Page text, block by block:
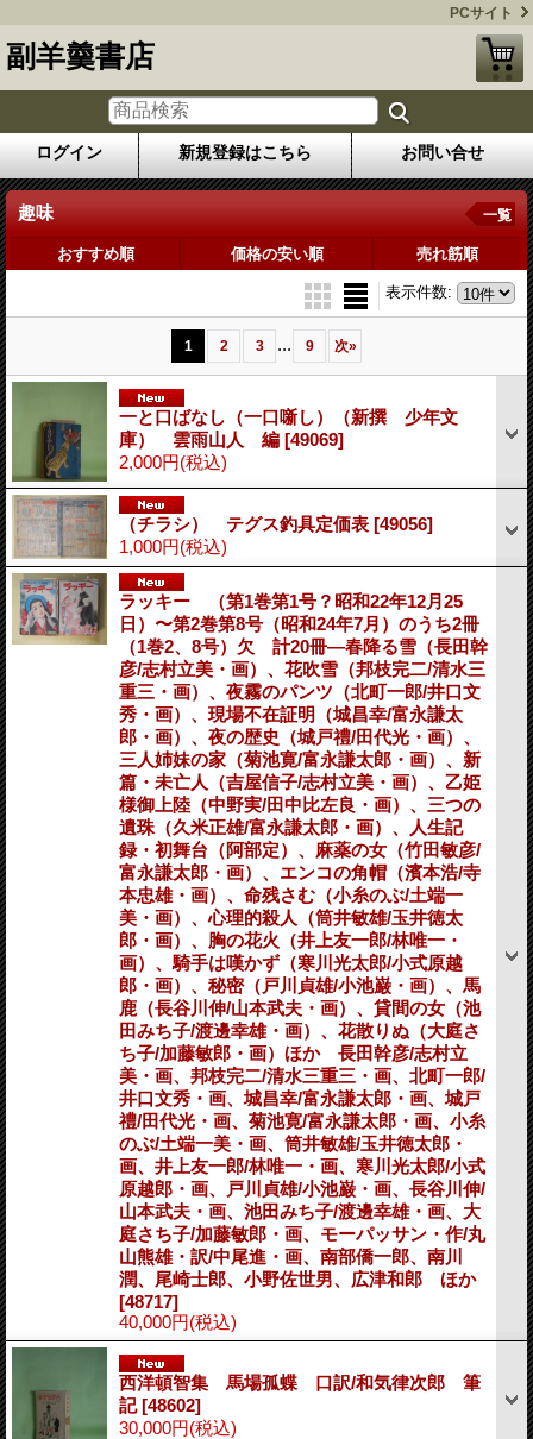
PCサイト
副羊羹書店
ログイン 新規登録はこちら お問い合せ
趣味 一覧
おすすめ順 価格の安い順 売れ筋順
表示件数:
1 2 3 ... 9 次»
一と口ばなし（一口噺し）（新撰 少年文
庫） 雲雨山人 編 [49069]
2,000円(税込)
（チラシ） テグス釣具定価表 [49056]
1,000円(税込)
ラッキー （第1巻第1号？昭和22年12月25
日）〜第2巻第8号（昭和24年7月）のうち2冊
（1巻2、8号）欠 計20冊―春降る雪（長田幹
彦/志村立美・画）、花吹雪（邦枝完二/清水三
重三・画）、夜霧のパンツ（北町一郎/井口文
秀・画）、現場不在証明（城昌幸/富永謙太
郎・画）、夜の歴史（城戸禮/田代光・画）、
三人姉妹の家（菊池寛/富永謙太郎・画）、新
篇・未亡人（吉屋信子/志村立美・画）、乙姫
様御上陸（中野実/田中比左良・画）、三つの
遺珠（久米正雄/富永謙太郎・画）、人生記
録・初舞台（阿部定）、麻薬の女（竹田敏彦/
富永謙太郎・画）、エンコの角帽（濱本浩/寺
本忠雄・画）、命残さむ（小糸のぶ/土端一
美・画）、心理的殺人（筒井敏雄/玉井徳太
郎・画）、胸の花火（井上友一郎/林唯一・
画）、騎手は嘆かず（寒川光太郎/小式原越
郎・画）、秘密（戸川貞雄/小池巌・画）、馬
鹿（長谷川伸/山本武夫・画）、貸間の女（池
田みち子/渡邊幸雄・画）、花散りぬ（大庭さ
ち子/加藤敏郎・画）ほか 長田幹彦/志村立
美・画、邦枝完二/清水三重三・画、北町一郎/
井口文秀・画、城昌幸/富永謙太郎・画、城戸
禮/田代光・画、菊池寛/富永謙太郎・画、小糸
のぶ/土端一美・画、筒井敏雄/玉井徳太郎・
画、井上友一郎/林唯一・画、寒川光太郎/小式
原越郎・画、戸川貞雄/小池巌・画、長谷川伸/
山本武夫・画、池田みち子/渡邊幸雄・画、大
庭さち子/加藤敏郎・画、モーパッサン・作/丸
山熊雄・訳/中尾進・画、南部僑一郎、南川
潤、尾崎士郎、小野佐世男、広津和郎 ほか
[48717]
40,000円(税込)
西洋頓智集 馬場孤蝶 口訳/和気律次郎 筆
記[48602]
30,000円(税込)